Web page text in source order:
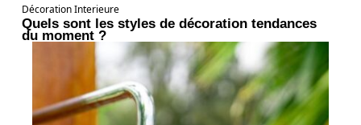
Décoration Interieure
Quels sont les styles de décoration tendances
du moment ?